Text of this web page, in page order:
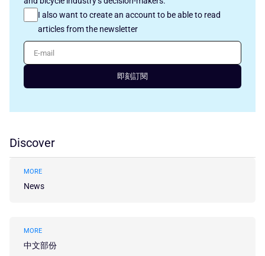
I also want to create an account to be able to read
articles from the newsletter
E-mail
即刻訂閱
Discover
MORE
News
MORE
中文部份